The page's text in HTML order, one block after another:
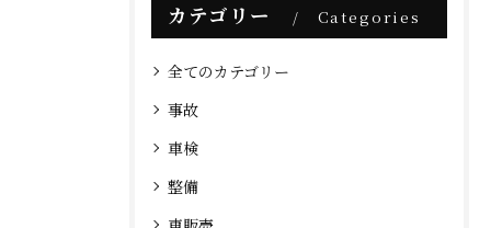
カテゴリー Categories
全てのカテゴリー
事故
車検
整備